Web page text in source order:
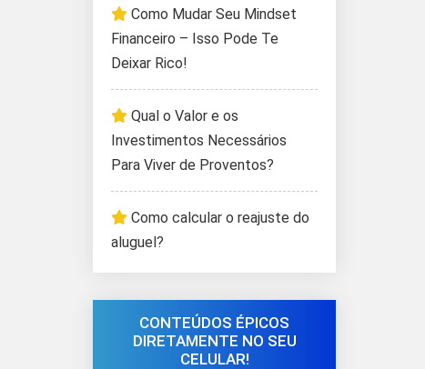
Como Mudar Seu Mindset
Financeiro – Isso Pode Te
Deixar Rico!
Qual o Valor e os
Investimentos Necessários
Para Viver de Proventos?
Como calcular o reajuste do
aluguel?
CONTEÚDOS ÉPICOS
DIRETAMENTE NO SEU
CELULAR!